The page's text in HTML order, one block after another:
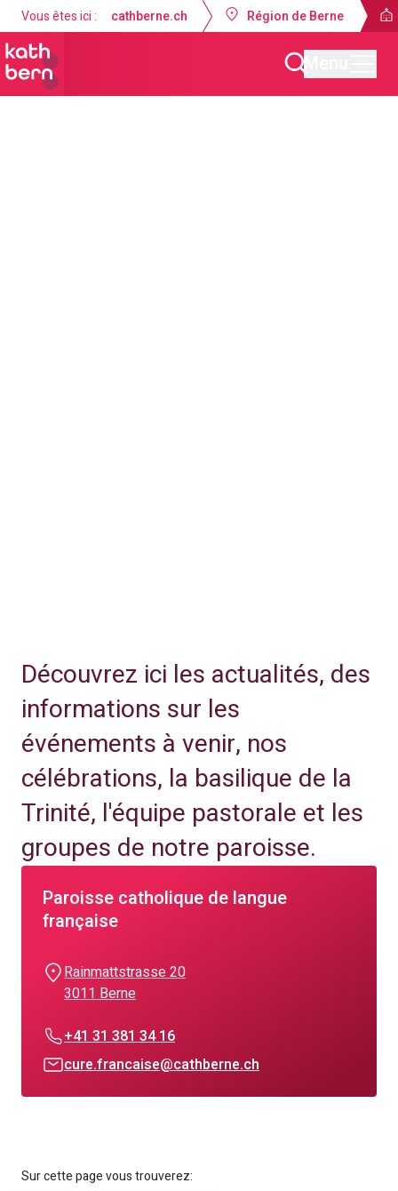
Vous êtes ici : cathberne.ch Région de Berne
Découvrez ici les actualités, des
informations sur les
événements à venir, nos
célébrations, la basilique de la
Trinité, l'équipe pastorale et les
groupes de notre paroisse.
Paroisse catholique de langue
française
Rainmattstrasse 20
3011 Berne
+41 31 381 34 16
cure.francaise@cathberne.ch
Sur cette page vous trouverez: